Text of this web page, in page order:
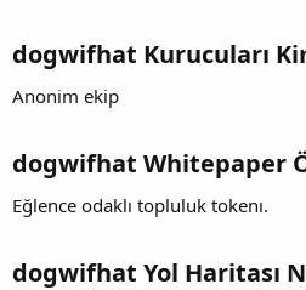
dogwifhat Kurucuları
Anonim ekip
dogwifhat Whitepaper
Eğlence odaklı topluluk tokenı.
dogwifhat Yol Haritası